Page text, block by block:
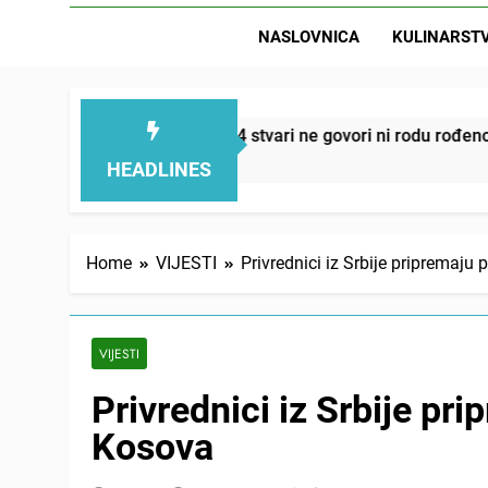
NASLOVNICA
HEADLINES
– ove 4 stvari ne govori ni rodu rođenom
Home VIJESTI Privrednici iz Srbije pripremaju
VIJESTI
Privrednici iz Srbije
Kosova